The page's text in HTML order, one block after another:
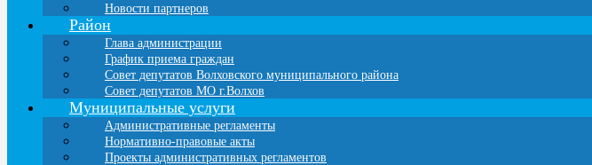
Новости партнеров
Район
Глава администрации
График приема граждан
Совет депутатов Волховского муниципального района
Совет депутатов МО г.Волхов
Муниципальные услуги
Административные регламенты
Нормативно-правовые акты
Проекты административных регламентов